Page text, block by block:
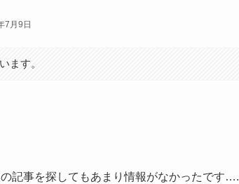
7月9日
ます。
記事を探してもあまり情報がなかったです….